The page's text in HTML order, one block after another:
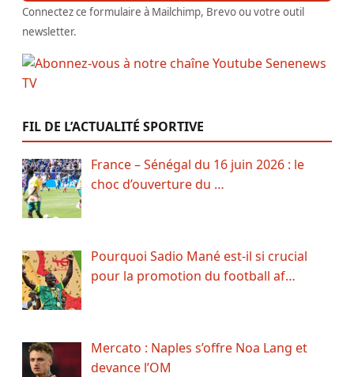
Connectez ce formulaire à Mailchimp, Brevo ou votre outil
newsletter.
FIL DE L’ACTUALITÉ SPORTIVE
France – Sénégal du 16 juin 2026 : le
choc d’ouverture du …
Pourquoi Sadio Mané est-il si crucial
pour la promotion du football af…
Mercato : Naples s’offre Noa Lang et
devance l’OM